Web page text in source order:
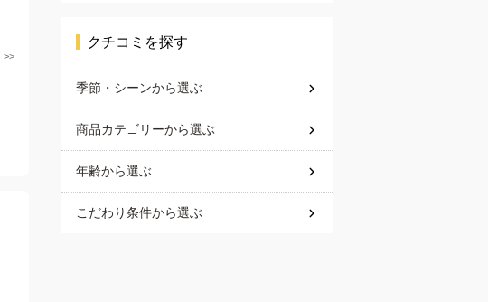
>>
クチコミを探す
季節・シーンから選ぶ
商品カテゴリーから選ぶ
年齢から選ぶ
こだわり条件から選ぶ